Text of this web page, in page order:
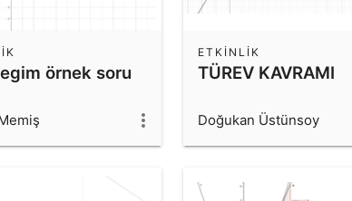
örnek soru TÜREV KAVRAMI
ETKINLIK
Doğukan Üstünsoy